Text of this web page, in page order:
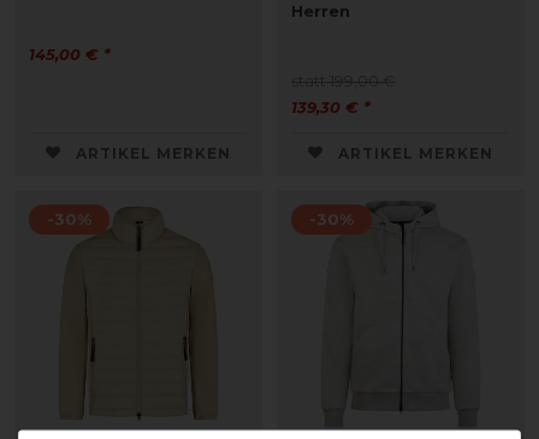
145,00 € *
ARTIKEL MERKEN
Herren
139,30 € *
ARTIKEL MERKEN
-30% -30%